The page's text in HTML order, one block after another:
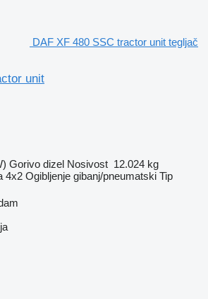
DAF XF 480 SSC tractor unit tegljač
unit
Gorivo dizel Nosivost 12.024 kg
4x2 Ogibljenje gibanj/pneumatski Tip